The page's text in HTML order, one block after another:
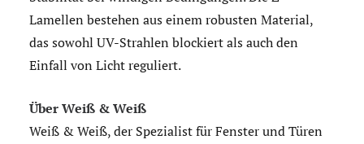
Lamellen bestehen aus einem robusten Material,
das sowohl UV-Strahlen blockiert als auch den
Einfall von Licht reguliert.
Über Weiß & Weiß
Weiß & Weiß, der Spezialist für Fenster und Türen